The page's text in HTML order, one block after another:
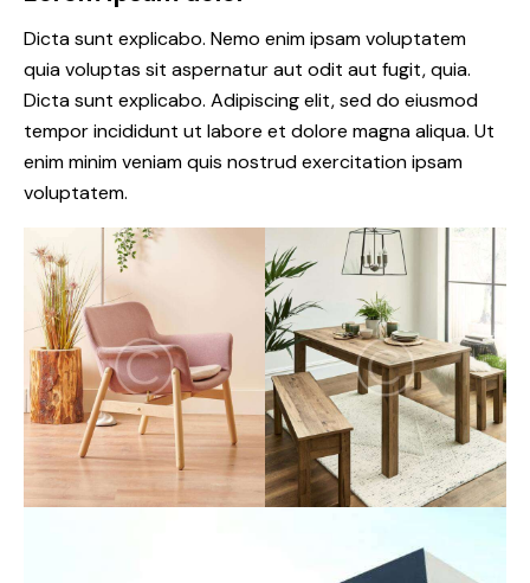
Dicta sunt explicabo. Nemo enim ipsam voluptatem
quia voluptas sit aspernatur aut odit aut fugit, quia.
Dicta sunt explicabo. Adipiscing elit, sed do eiusmod
tempor incididunt ut labore et dolore magna aliqua. Ut
enim minim veniam quis nostrud exercitation ipsam
voluptatem.